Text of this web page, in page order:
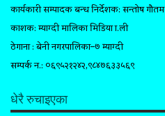
कार्यकारी सम्पादक प्रबन्ध निर्देशक: सन्तोष गौतम
प्रकाशक: म्याग्दी मालिका मिडिया प्रा.ली
ठेगाना : बेनी नगरपालिका–७ म्याग्दी
सम्पर्क न.: ०६९५२१२४२,९८४७६३३५६९
धेरै रुचाइएका